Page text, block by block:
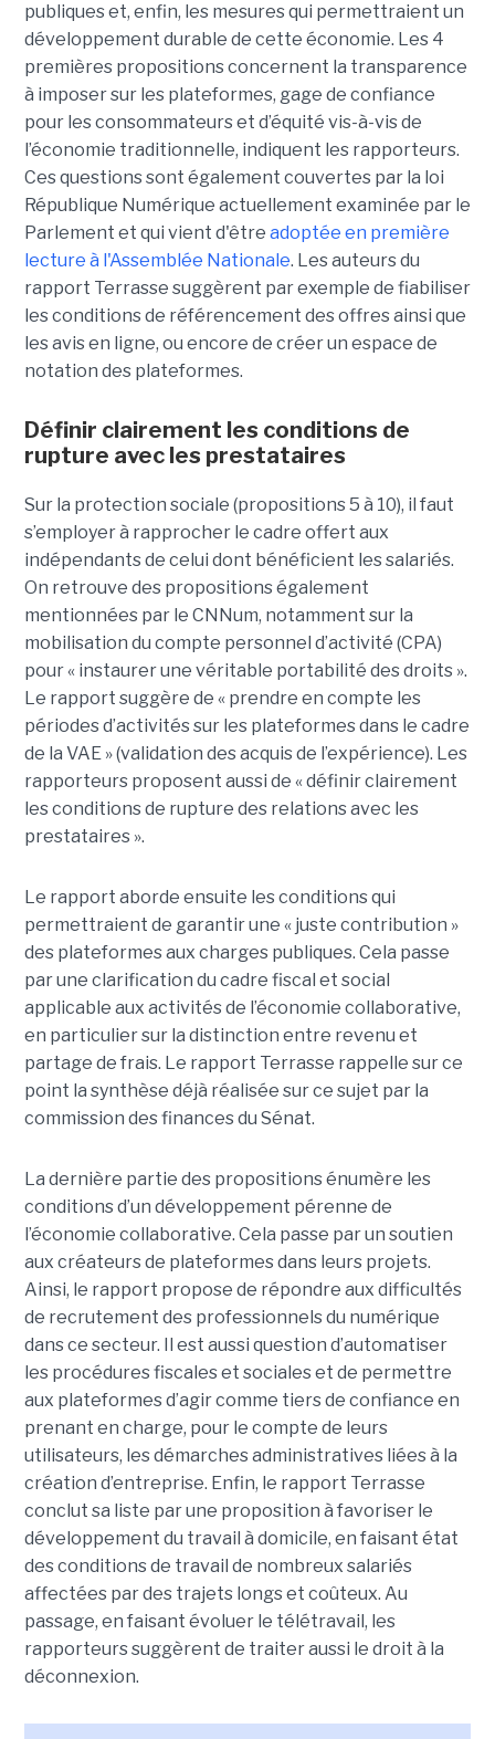
publiques et, enfin, les mesures qui permettraient un
développement durable de cette économie. Les 4
premières propositions concernent la transparence
à imposer sur les plateformes, gage de confiance
pour les consommateurs et d’équité vis-à-vis de
l’économie traditionnelle, indiquent les rapporteurs.
Ces questions sont également couvertes par la loi
République Numérique actuellement examinée par le
Parlement et qui vient d'être adoptée en première
lecture à l'Assemblée Nationale. Les auteurs du
rapport Terrasse suggèrent par exemple de fiabiliser
les conditions de référencement des offres ainsi que
les avis en ligne, ou encore de créer un espace de
notation des plateformes.
Définir clairement les conditions de
rupture avec les prestataires
Sur la protection sociale (propositions 5 à 10), il faut
s’employer à rapprocher le cadre offert aux
indépendants de celui dont bénéficient les salariés.
On retrouve des propositions également
mentionnées par le CNNum, notamment sur la
mobilisation du compte personnel d’activité (CPA)
pour « instaurer une véritable portabilité des droits ».
Le rapport suggère de « prendre en compte les
périodes d’activités sur les plateformes dans le cadre
de la VAE » (validation des acquis de l’expérience). Les
rapporteurs proposent aussi de « définir clairement
les conditions de rupture des relations avec les
prestataires ».
Le rapport aborde ensuite les conditions qui
permettraient de garantir une « juste contribution »
des plateformes aux charges publiques. Cela passe
par une clarification du cadre fiscal et social
applicable aux activités de l’économie collaborative,
en particulier sur la distinction entre revenu et
partage de frais. Le rapport Terrasse rappelle sur ce
point la synthèse déjà réalisée sur ce sujet par la
commission des finances du Sénat.
La dernière partie des propositions énumère les
conditions d’un développement pérenne de
l’économie collaborative. Cela passe par un soutien
aux créateurs de plateformes dans leurs projets.
Ainsi, le rapport propose de répondre aux difficultés
de recrutement des professionnels du numérique
dans ce secteur. Il est aussi question d’automatiser
les procédures fiscales et sociales et de permettre
aux plateformes d’agir comme tiers de confiance en
prenant en charge, pour le compte de leurs
utilisateurs, les démarches administratives liées à la
création d’entreprise. Enfin, le rapport Terrasse
conclut sa liste par une proposition à favoriser le
développement du travail à domicile, en faisant état
des conditions de travail de nombreux salariés
affectées par des trajets longs et coûteux. Au
passage, en faisant évoluer le télétravail, les
rapporteurs suggèrent de traiter aussi le droit à la
déconnexion.